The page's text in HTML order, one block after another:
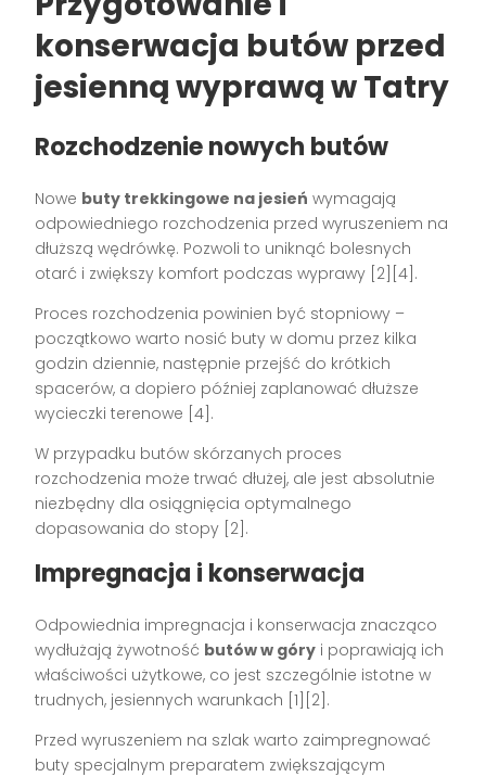
konserwacja butów przed
jesienną wyprawą w Tatry
Rozchodzenie nowych butów
Nowe buty trekkingowe na jesień wymagają
odpowiedniego rozchodzenia przed wyruszeniem na
dłuższą wędrówkę. Pozwoli to uniknąć bolesnych
otarć i zwiększy komfort podczas wyprawy [2][4].
Proces rozchodzenia powinien być stopniowy –
początkowo warto nosić buty w domu przez kilka
godzin dziennie, następnie przejść do krótkich
spacerów, a dopiero później zaplanować dłuższe
wycieczki terenowe [4].
W przypadku butów skórzanych proces
rozchodzenia może trwać dłużej, ale jest absolutnie
niezbędny dla osiągnięcia optymalnego
dopasowania do stopy [2].
Impregnacja i konserwacja
Odpowiednia impregnacja i konserwacja znacząco
wydłużają żywotność butów w góry i poprawiają ich
właściwości użytkowe, co jest szczególnie istotne w
trudnych, jesiennych warunkach [1][2].
Przed wyruszeniem na szlak warto zaimpregnować
buty specjalnym preparatem zwiększającym